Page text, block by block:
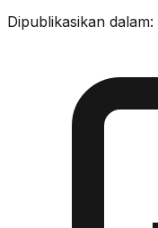
Dipublikasikan dalam: